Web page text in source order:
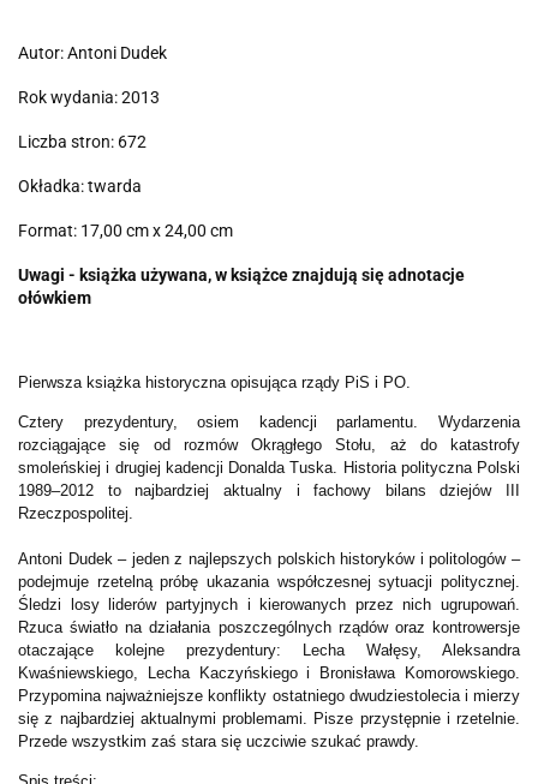
Autor: Antoni Dudek
Rok wydania: 2013
Liczba stron: 672
Okładka: twarda
Format: 17,00 cm x 24,00 cm
Uwagi - książka używana, w książce znajdują się adnotacje
ołówkiem
Pierwsza książka historyczna opisująca rządy PiS i PO.
Cztery prezydentury, osiem kadencji parlamentu. Wydarzenia
rozciągające się od rozmów Okrągłego Stołu, aż do katastrofy
smoleńskiej i drugiej kadencji Donalda Tuska. Historia polityczna Polski
1989–2012 to najbardziej aktualny i fachowy bilans dziejów III
Rzeczpospolitej.
Antoni Dudek – jeden z najlepszych polskich historyków i politologów –
podejmuje rzetelną próbę ukazania współczesnej sytuacji politycznej.
Śledzi losy liderów partyjnych i kierowanych przez nich ugrupowań.
Rzuca światło na działania poszczególnych rządów oraz kontrowersje
otaczające kolejne prezydentury: Lecha Wałęsy, Aleksandra
Kwaśniewskiego, Lecha Kaczyńskiego i Bronisława Komorowskiego.
Przypomina najważniejsze konflikty ostatniego dwudziestolecia i mierzy
się z najbardziej aktualnymi problemami. Pisze przystępnie i rzetelnie.
Przede wszystkim zaś stara się uczciwie szukać prawdy.